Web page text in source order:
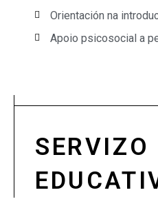
Orientación na
Apoio psicosocial a
SERVIZO